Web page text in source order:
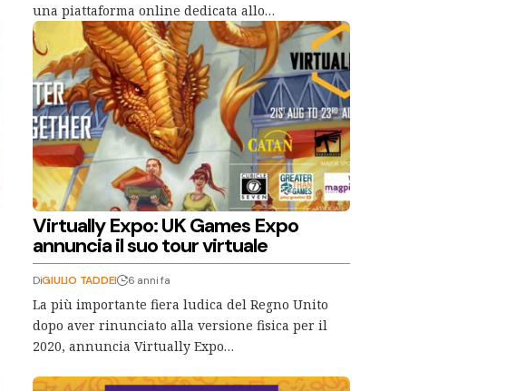
una piattaforma online dedicata allo…
Virtually Expo: UK Games Expo
annuncia il suo tour virtuale
DiGIULIO TADDEI 6 anni fa
La più importante fiera ludica del Regno Unito
dopo aver rinunciato alla versione fisica per il
2020, annuncia Virtually Expo…